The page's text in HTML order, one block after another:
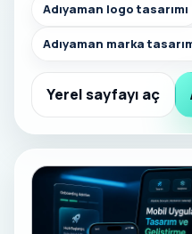
Adıyaman logo tasarımı
Adıyaman marka
Yerel sayfayı aç